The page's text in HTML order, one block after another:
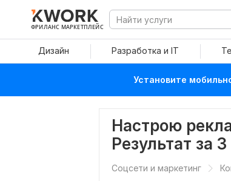
ФРИЛАНС МАРКЕТПЛЕЙС
Дизайн Разработка и IT
Установите
Настрою
Результат за
Соцсети и маркетинг